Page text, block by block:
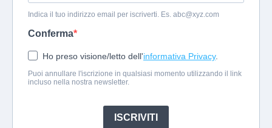
Indica il tuo indirizzo email per iscriverti. Es. abc@xyz.com
Conferma
Ho preso visione/letto dell'informativa Privacy.
Puoi annullare l'iscrizione in qualsiasi momento utilizzando il link
incluso nella nostra newsletter.
ISCRIVITI